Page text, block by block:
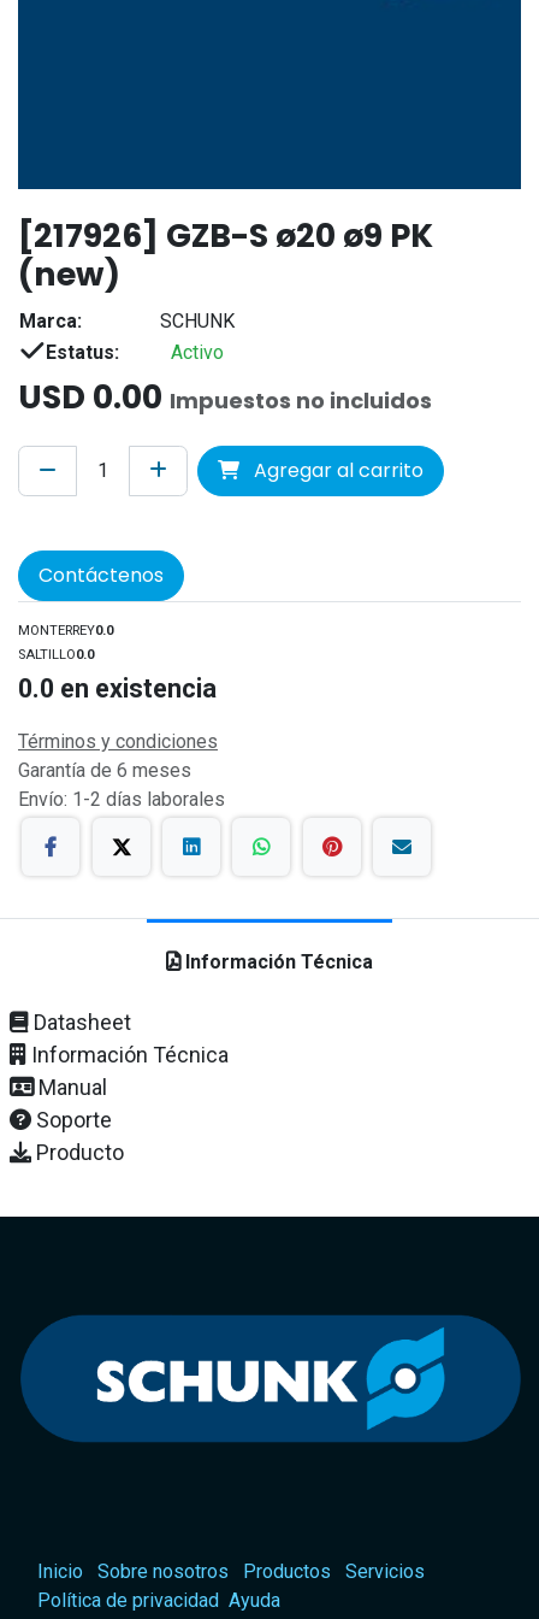
[217926] GZB-S ø20 ø9 PK
(new)
Marca:
SCHUNK
Estatus:
Activo
USD 0.00 Impuestos no incluidos
Agregar al carrito
Contáctenos
MONTERREY0.0
SALTILLO0.0
0.0 en existencia
Términos y condiciones
Garantía de 6 meses
Envío: 1-2 días laborales
Información Técnica
Datasheet
Información Técnica
Manual
Soporte
Producto
Inicio Sobre nosotros Productos
Servicios
Política de privacidad Ayuda